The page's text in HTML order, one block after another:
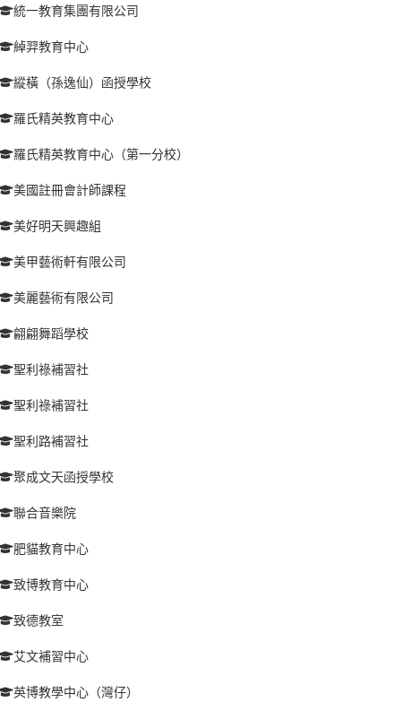
統一教育集團有限公司
綽羿教育中心
縱橫（孫逸仙）函授學校
羅氏精英教育中心
羅氏精英教育中心（第一分校）
美國註冊會計師課程
美好明天興趣組
美甲藝術軒有限公司
美麗藝術有限公司
翩翩舞蹈學校
聖利祿補習社
聖利祿補習社
聖利路補習社
聚成文天函授學校
聯合音樂院
肥貓教育中心
致博教育中心
致德教室
艾文補習中心
英博教學中心（灣仔）